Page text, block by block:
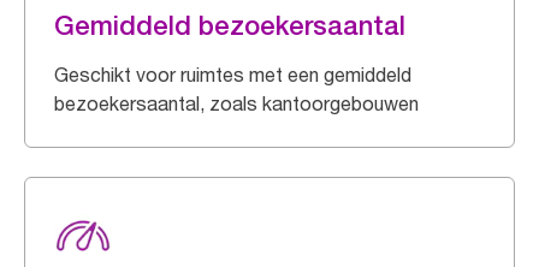
Gemiddeld bezoekersaantal
Geschikt voor ruimtes met een gemiddeld
bezoekersaantal, zoals kantoorgebouwen